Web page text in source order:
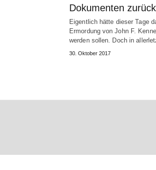
Dokumenten
Eigentlich hätte dieser Tage
Ermordung von John F.
werden sollen. Doch in
30. Oktober 2017